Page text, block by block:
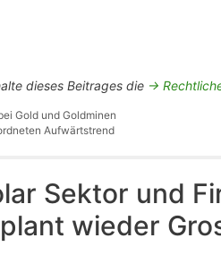
dieses Beitrages die ->
Gold und Goldminen
Aufwärtstrend
Sektor und
wieder